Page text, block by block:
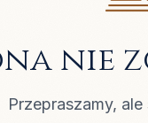
nie
Przepraszamy,